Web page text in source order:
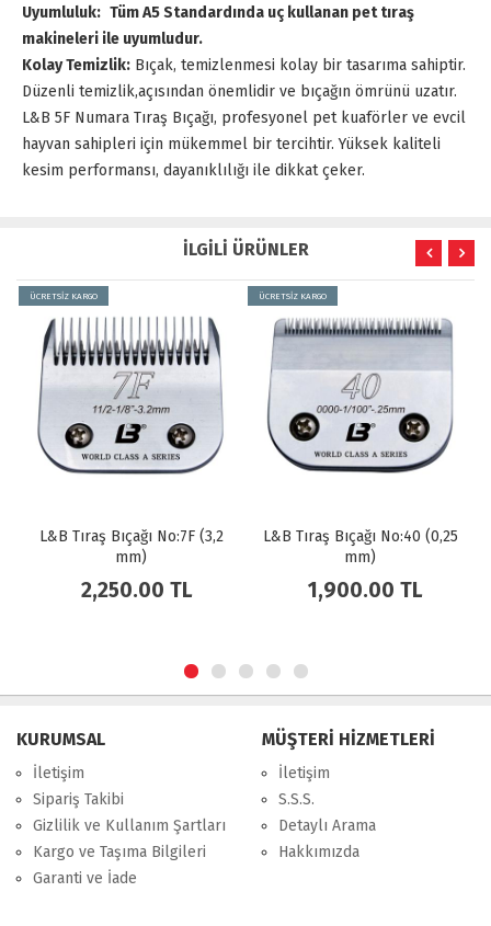
Uyumluluk: Tüm A5 Standardında uç kullanan pet tıraş
makineleri ile uyumludur.
Kolay Temizlik: Bıçak, temizlenmesi kolay bir tasarıma sahiptir.
Düzenli temizlik,açısından önemlidir ve bıçağın ömrünü uzatır.
L&B 5F Numara Tıraş Bıçağı, profesyonel pet kuaförler ve evcil
hayvan sahipleri için mükemmel bir tercihtir. Yüksek kaliteli
kesim performansı, dayanıklılığı ile dikkat çeker.
İLGİLİ ÜRÜNLER
ÜCRETSİZ KARGO
L&B Tıraş Bıçağı No:7F (3,2
mm)
2,250.00 TL
ÜCRETSİZ KARGO
L&B Tıraş Bıçağı No:40 (0,25
mm)
1,900.00 TL
KURUMSAL
İletişim
Sipariş Takibi
Gizlilik ve Kullanım Şartları
Kargo ve Taşıma Bilgileri
Garanti ve İade
MÜŞTERİ HİZMETLERİ
İletişim
S.S.S.
Detaylı Arama
Hakkımızda